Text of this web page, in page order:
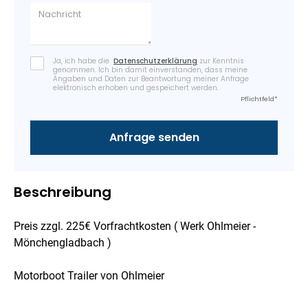
Beschreibung
Preis zzgl. 225€ Vorfrachtkosten ( Werk Ohlmeier -
Mönchengladbach )
Motorboot Trailer von Ohlmeier
Ja, ich habe die Datenschutzerklärung zur Kenntnis
genommen. Ich bin damit einverstanden, dass meine
Angaben und Daten zur Beantwortung meiner Anfrage
elektronisch erhoben und gespeichert werden.
Pflichtfeld*